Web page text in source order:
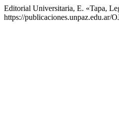
Editorial Universitaria, E. «Tapa,
https://publicaciones.unpaz.edu.ar/